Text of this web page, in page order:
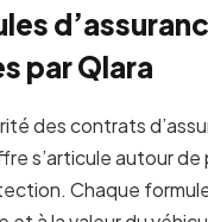
par Qlara
des contrats
s’articule autour de
Chaque